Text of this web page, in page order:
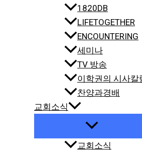
1820DB
LIFETOGETHER
ENCOUNTERING
세미나
TV 방송
이학권의 시사칼
찬양과경배
교회소식
교회소식